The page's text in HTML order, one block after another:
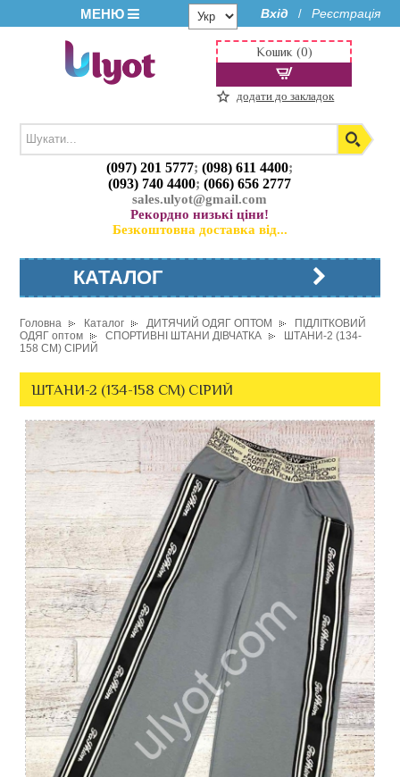
МЕНЮ Вхід / Реєстрація
(097) 201 5777;(098) 611 4400;
(093) 740 4400;(066) 656 2777
sales.ulyot@gmail.com
Рекордно низькі ціни!
Безкоштовна доставка від...
Кошик (0)
додати до закладок
КАТАЛОГ
Головна Каталог ДИТЯЧИЙ ОДЯГ ОПТОМ
ПІДЛІТКОВИЙ
ОДЯГ оптом
СПОРТИВНІ ШТАНИ ДІВЧАТКА
ШТАНИ-2 (134-
158 СМ) СІРИЙ
ШТАНИ-2 (134-158 СМ) СІРИЙ